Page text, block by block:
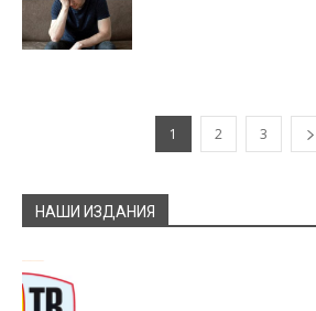
1 2 3
НАШИ ИЗДАНИЯ